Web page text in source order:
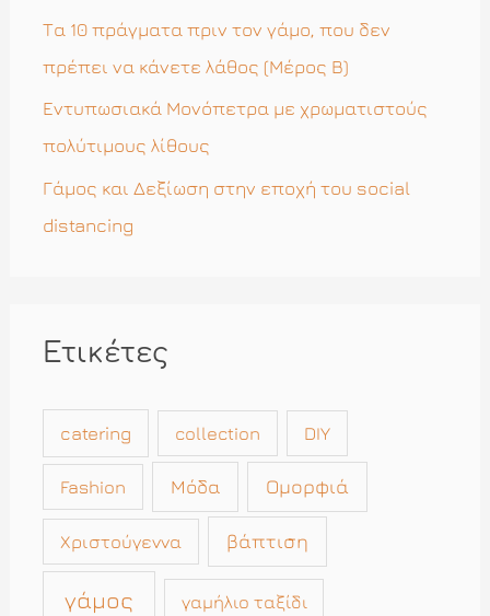
Τα 10 πράγματα πριν τον γάμο, που δεν
πρέπει να κάνετε λάθος (Μέρος Β)
Εντυπωσιακά Μονόπετρα με χρωματιστούς
πολύτιμους λίθους
Γάμος και Δεξίωση στην εποχή του social
distancing
Ετικέτες
catering collection DIY
Fashion Μόδα Ομορφιά
Χριστούγεννα βάπτιση
γάμος γαμήλιο ταξίδι